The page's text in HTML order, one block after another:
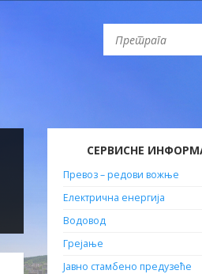
СЕРВИСНЕ
Превоз – редови вожње
Електрична енергија
Водовод
Грејање
Јавно стамбено предузеће